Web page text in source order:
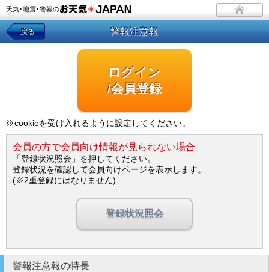
天気･地震･警報の
戻る 警報注意報
ログイン
/会員登録
※cookieを受け入れるように設定してください。
会員の方で会員向け情報が見られない場合
「登録状況照会」を押してください。
登録状況を確認して会員向けページを表示します。
(※2重登録にはなりません)
登録状況照会
警報注意報の特長